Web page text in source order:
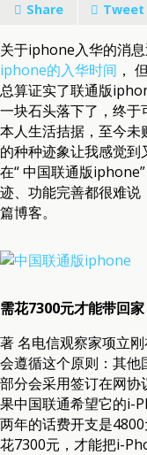
Share Tweet
关于iphone入华的消
iphone的入华时间 ，
总算证实了联通版
一块石头落下了，终
本人生活拮据，至今
的种种迹象让我感觉
在“ 中国联通版
迹、功能完善都很难
篇博客。
需花7300元才能带回家
著 名电信观察家项立
会遵循这个原则：其
部分会采用签订在网协
果中国联通希望它的i-
两年的话费开支是
花7300元，才能把i-